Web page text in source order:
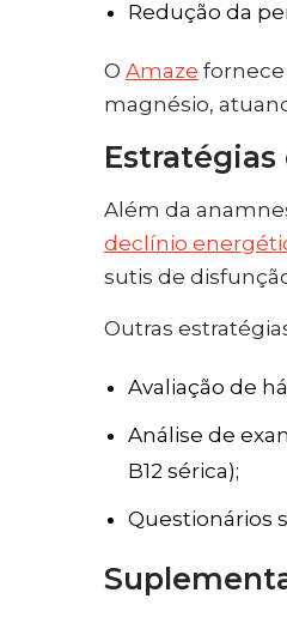
Redução da
O Amaze
magnésio,
Além da
declínio
sutis de
Outras
Avaliação de
Análise de
B12 sérica);
Questionários